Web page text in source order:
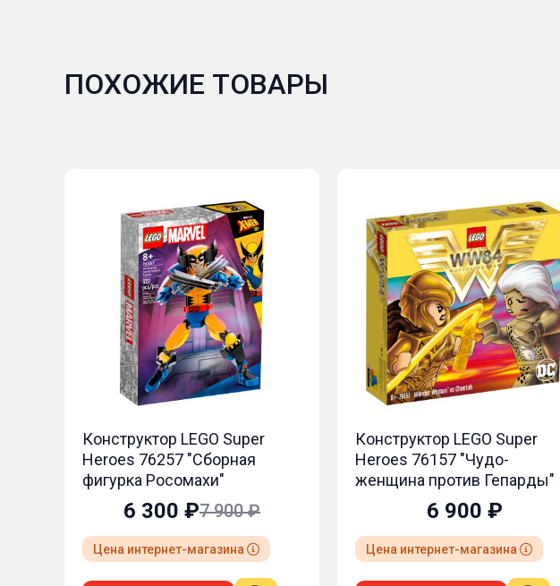
ПОХОЖИЕ ТОВАРЫ
Конструктор LEGO Super
Heroes 76157 "Чудо-
женщина против Гепарды"
6 900 ₽
Цена интернет-магазина
Конструктор LEGO Super
Heroes 76213 "Тронный зал
короля Нэмора"
5 900 ₽
Цена интернет-магазина